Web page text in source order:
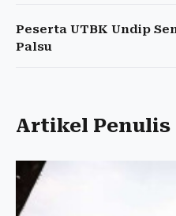
Peserta UTBK Undip
Palsu
Artikel Penulis